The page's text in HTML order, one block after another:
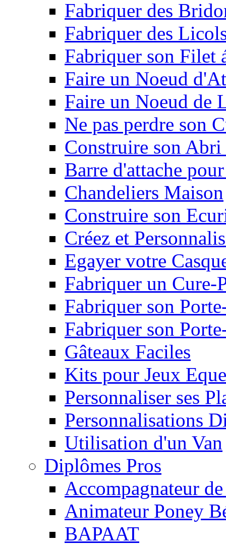
Fabriquer des
Fabriquer des
Fabriquer son Filet
Faire un Noeud
Faire un Noeud de
Ne pas perdre son
Construire son
Barre d'attache
Chandeliers Maison
Construire son
Créez et
Egayer votre
Fabriquer un Cure-
Fabriquer son
Fabriquer son
Gâteaux Faciles
Kits pour Jeux
Personnaliser ses
Personnalisations
Utilisation d'un Van
Diplômes Pros
Accompagnateur
Animateur Poney
BAPAAT